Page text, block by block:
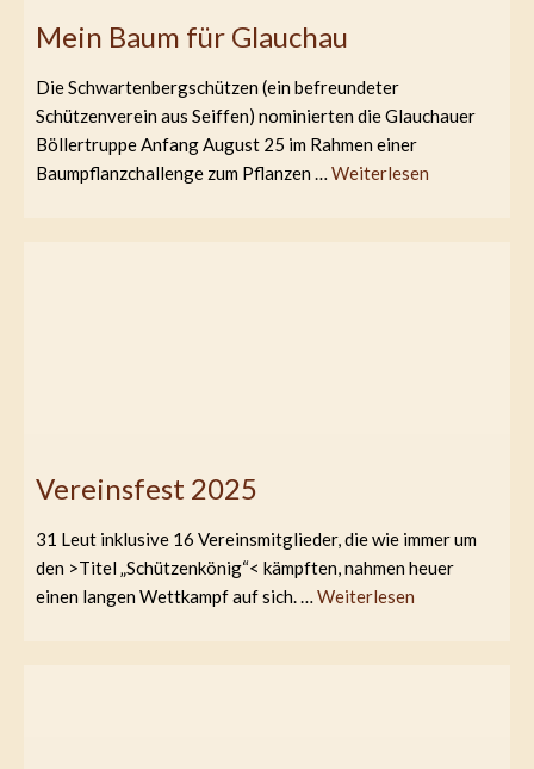
Mein Baum für Glauchau
Die Schwartenbergschützen (ein befreundeter
Schützenverein aus Seiffen) nominierten die Glauchauer
Böllertruppe Anfang August 25 im Rahmen einer
Baumpflanzchallenge zum Pflanzen … Weiterlesen
Vereinsfest 2025
31 Leut inklusive 16 Vereinsmitglieder, die wie immer um
den >Titel „Schützenkönig“< kämpften, nahmen heuer
einen langen Wettkampf auf sich. … Weiterlesen